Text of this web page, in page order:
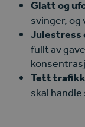
Glatt og
svinger,
Julestress
fullt av
Tett
skal